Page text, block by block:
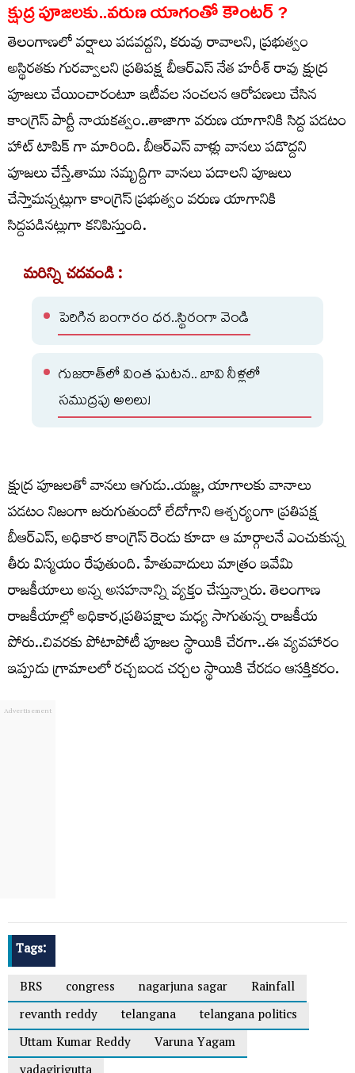
క్షుద్ర పూజలకు..వరుణ యాగంతో కౌంటర్ ?
తెలంగాణలో వర్షాలు పడవద్దని, కరువు రావాలని, ప్రభుత్వం
అస్థిరతకు గురవ్వాలని ప్రతిపక్ష బీఆర్ఎస్ నేత హరీశ్ రావు క్షుద్ర
పూజలు చేయించారంటూ ఇటీవల సంచలన ఆరోపణలు చేసిన
కాంగ్రెస్ పార్టీ నాయకత్వం..తాజాగా వరుణ యాగానికి సిద్ద పడటం
హాట్ టాపిక్ గా మారింది. బీఆర్ఎస్ వాళ్లు వానలు పడొద్దని
పూజలు చేస్తే.తాము సమృద్దిగా వానలు పడాలని పూజలు
చేస్తామన్నట్లుగా కాంగ్రెస్ ప్రభుత్వం వరుణ యాగానికి
సిద్దపడినట్లుగా కనిపిస్తుంది.
మరిన్ని చదవండి :
పెరిగిన బంగారం ధర..స్థిరంగా వెండి
గుజరాత్‌లో వింత ఘటన.. బావి నీళ్లలో
సముద్రపు అలలు!
క్షుద్ర పూజలతో వానలు ఆగుడు..యజ్ఞ, యాగాలకు వానాలు
పడటం నిజంగా జరుగుతుందో లేదోగాని ఆశ్చర్యంగా ప్రతిపక్ష
బీఆర్ఎస్, అధికార కాంగ్రెస్ రెండు కూడా ఆ మార్గాలనే ఎంచుకున్న
తీరు విస్మయం రేపుతుంది. హేతువాదులు మాత్రం ఇవేమి
రాజకీయాలు అన్న అసహనాన్ని వ్యక్తం చేస్తున్నారు. తెలంగాణ
రాజకీయాల్లో అధికార,ప్రతిపక్షాల మధ్య సాగుతున్న రాజకీయ
పోరు..చివరకు పోటాపోటీ పూజల స్థాయికి చేరగా..ఈ వ్యవహారం
ఇప్పుడు గ్రామాలలో రచ్చబండ చర్చల స్థాయికి చేరడం ఆసక్తికరం.
Tags:
BRS
congress nagarjuna sagar
Rainfall
revanth reddy
telangana
telangana politics
Uttam Kumar Reddy
Varuna Yagam